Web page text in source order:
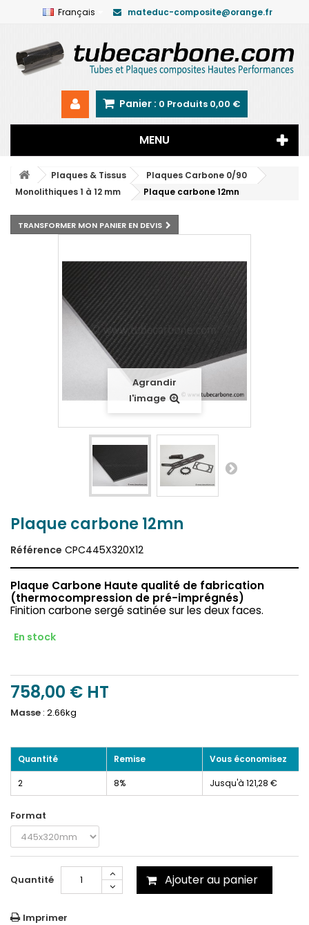
Français mateduc-composite@orange.fr
Panier : 0 Produits 0,00 €
MENU
Plaques & Tissus
Plaques Carbone 0/90
Monolithiques 1 à 12 mm
Plaque carbone 12mn
TRANSFORMER MON PANIER EN DEVIS
Agrandir
l'image
Plaque carbone 12mn
Référence CPC445X320X12
Plaque Carbone Haute qualité de fabrication
(thermocompression de pré-imprégnés)
Finition carbone sergé satinée sur les deux faces.
En stock
758,00 € HT
Masse : 2.66kg
Quantité Remise Vous économisez
2 8% Jusqu'à 121,28 €
Format
Quantité Ajouter au panier
Imprimer